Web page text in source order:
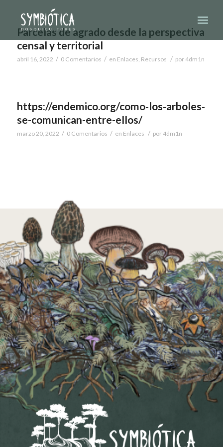
Parcelas de agrado desde la perspectiva
censal y territorial
abril 16, 2022 / 0 Comentarios / en Enlaces, Recursos / por4dm1n
https://endemico.org/como-los-arboles-
se-comunican-entre-ellos/
marzo 20, 2022 / 0 Comentarios / en Enlaces / por4dm1n